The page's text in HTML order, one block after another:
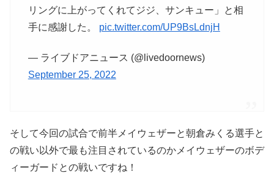
リングに上がってくれてジジ、サンキュー」と相
手に感謝した。 pic.twitter.com/UP9BsLdnjH
— ライブドアニュース (@livedoornews)
September 25, 2022
そして今回の試合で前半メイウェザーと朝倉みくる選手と
の戦い以外で最も注目されているのかメイウェザーのボデ
ィーガードとの戦いですね！